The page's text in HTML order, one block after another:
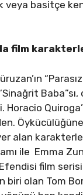
veya basitçe
film
Baba”sı,
alan
ile Emma
film
olan Tom